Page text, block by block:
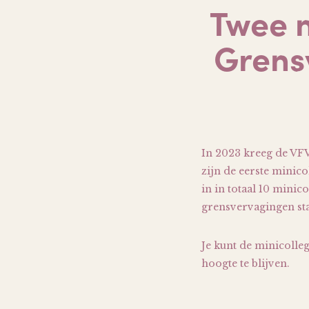
Twee
In 2023 kreeg de
zijn de eerste
in in totaal 10
grensvervagingen
Je kunt de
hoogte te blijven.